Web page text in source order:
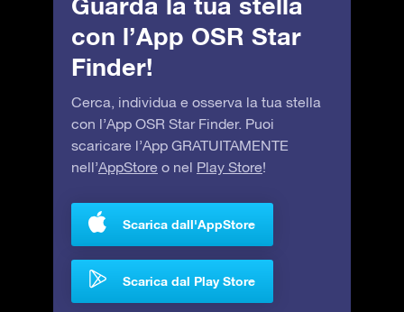
con l’App OSR Star
Finder!
Cerca, individua e osserva la tua stella
con l’App OSR Star Finder. Puoi
scaricare l’App GRATUITAMENTE
nell’AppStore o nel Play Store!
Scarica dall'AppStore
Scarica dal Play Store